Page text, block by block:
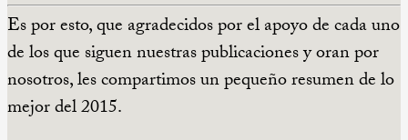
Es por esto, que agradecidos por el apoyo de cada uno
de los que siguen nuestras publicaciones y oran por
nosotros, les compartimos un pequeño resumen de lo
mejor del 2015.